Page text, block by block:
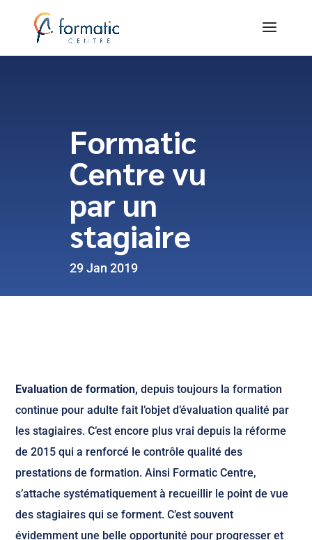
Formatic
Centre vu
par un
stagiaire
29 Jan 2019
Evaluation de formation, depuis toujours la formation
continue pour adulte fait l’objet d’évaluation qualité par
les stagiaires. C’est encore plus vrai depuis la réforme
de 2015 qui a renforcé le contrôle qualité des
prestations de formation. Ainsi Formatic Centre,
s’attache systématiquement à recueillir le point de vue
des stagiaires qui se forment. C’est souvent
évidemment une belle opportunité pour progresser et